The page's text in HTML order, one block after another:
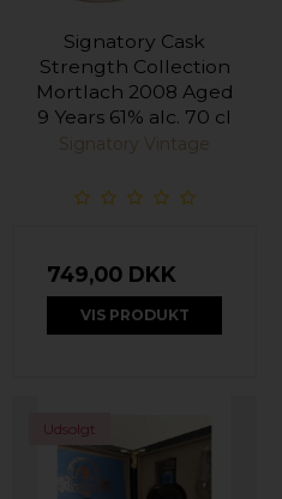
Signatory Cask
Strength Collection
Mortlach 2008 Aged
9 Years 61% alc. 70 cl
Signatory Vintage
749,00 DKK
VIS PRODUKT
Udsolgt